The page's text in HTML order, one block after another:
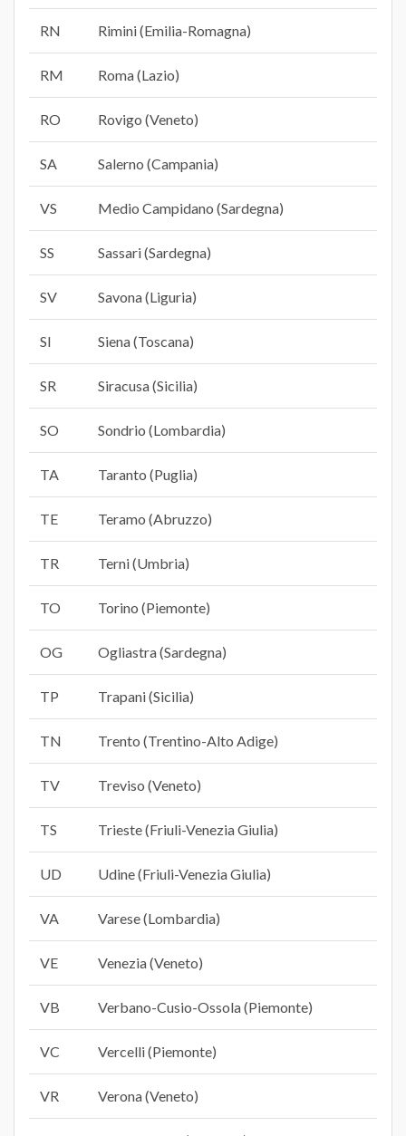
RN Rimini (Emilia-Romagna)
RM Roma (Lazio)
RO Rovigo (Veneto)
SA Salerno (Campania)
VS Medio Campidano (Sardegna)
SS Sassari (Sardegna)
SV Savona (Liguria)
SI Siena (Toscana)
SR Siracusa (Sicilia)
SO Sondrio (Lombardia)
TA Taranto (Puglia)
TE Teramo (Abruzzo)
TR Terni (Umbria)
TO Torino (Piemonte)
OG Ogliastra (Sardegna)
TP Trapani (Sicilia)
TN Trento (Trentino-Alto Adige)
TV Treviso (Veneto)
TS Trieste (Friuli-Venezia Giulia)
UD Udine (Friuli-Venezia Giulia)
VA Varese (Lombardia)
VE Venezia (Veneto)
VB Verbano-Cusio-Ossola (Piemonte)
VC Vercelli (Piemonte)
VR Verona (Veneto)